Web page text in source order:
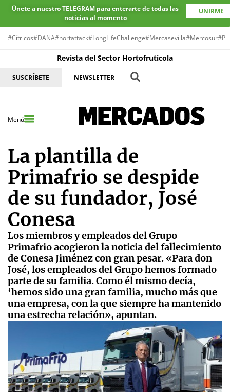
Únete a nuestro TELEGRAM para enterarte de todas las
noticias al momento
UNIRME
#Cítricos#DANA#hortattack#LongLifeChallenge#Mercasevilla#Mercosur
Revista del Sector Hortofrutícola
SUSCRÍBETE NEWSLETTER
Menú
La plantilla de
Primafrio se despide
de su fundador, José
Conesa
Los miembros y empleados del Grupo
Primafrio acogieron la noticia del fallecimiento
de Conesa Jiménez con gran pesar. «Para don
José, los empleados del Grupo hemos formado
parte de su familia. Como él mismo decía,
‘hemos sido una gran familia, mucho más que
una empresa, con la que siempre ha mantenido
una estrecha relación», apuntan.